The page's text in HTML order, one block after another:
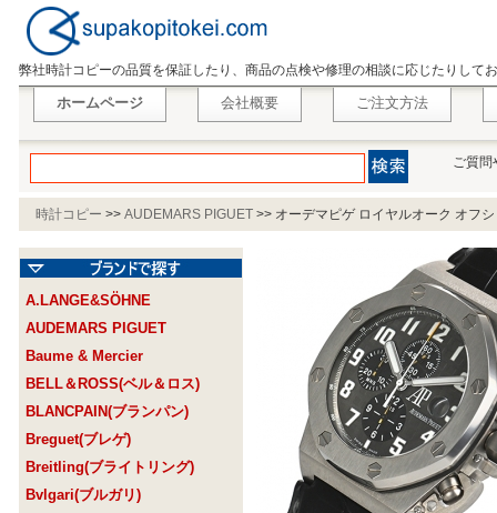
弊社時計コピーの品質を保証したり、商品の点検や修理の相談に応じたりして
ホームページ 会社概要 ご注文方法
ご質問
時計コピー >> AUDEMARS PIGUET >> オーデマピゲ ロイヤルオーク オフ
A.LANGE&SÖHNE
AUDEMARS PIGUET
Baume & Mercier
BELL＆ROSS(ベル＆ロス)
BLANCPAIN(ブランパン)
Breguet(ブレゲ)
Breitling(ブライトリング)
Bvlgari(ブルガリ)